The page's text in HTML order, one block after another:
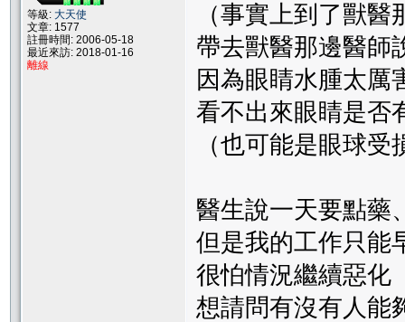
等級: 大天使
文章: 1577
註冊時間: 2006-05-18
最近來訪: 2018-01-16
離線
（事實上到了獸
帶去獸醫那邊醫師
因為眼睛水腫太厲
看不出來眼睛是否
（也可能是眼球受
醫生說一天要點藥
但是我的工作只能
很怕情況繼續惡化
想請問有沒有人能